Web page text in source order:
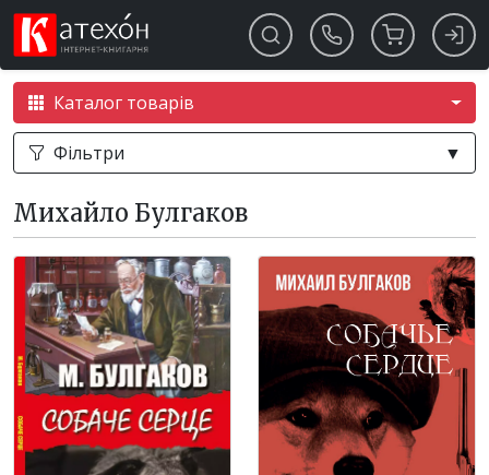
Каталог товарів
Фільтри ▼
Михайло Булгаков